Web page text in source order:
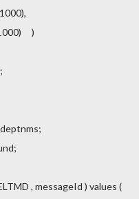
)
, messageId ) values (